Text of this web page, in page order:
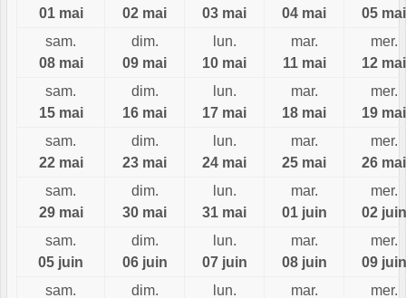
01 mai
02 mai
03 mai
04 mai
05 mai
sam.
08 mai
dim.
09 mai
lun.
10 mai
mar.
11 mai
mer.
12 mai
sam.
15 mai
dim.
16 mai
lun.
17 mai
mar.
18 mai
mer.
19 mai
sam.
22 mai
dim.
23 mai
lun.
24 mai
mar.
25 mai
mer.
26 mai
sam.
29 mai
dim.
30 mai
lun.
31 mai
mar.
01 juin
mer.
02 juin
sam.
05 juin
dim.
06 juin
lun.
07 juin
mar.
08 juin
mer.
09 juin
sam.
dim. lun. mar. mer.